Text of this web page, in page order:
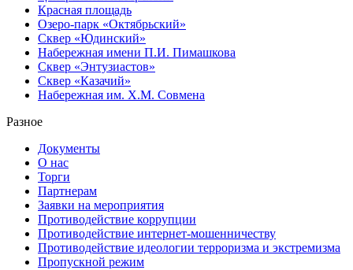
Красная площадь
Озеро-парк «Октябрьский»
Сквер «Юдинский»
Набережная имени П.И. Пимашкова
Сквер «Энтузиастов»
Сквер «Казачий»
Набережная им. Х.М. Совмена
Разное
Документы
О нас
Торги
Партнерам
Заявки на мероприятия
Противодействие коррупции
Противодействие интернет-мошенничеству
Противодействие идеологии терроризма и экстремизма
Пропускной режим